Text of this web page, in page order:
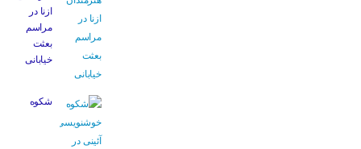
ازنا در
مراسم
بعثت
خیابانی
شکوه